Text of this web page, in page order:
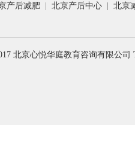
产后减肥 北京产后中心
北京
北京心悦华庭教育咨询有限公司